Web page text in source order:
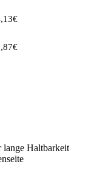
€
€
lange Haltbarkeit